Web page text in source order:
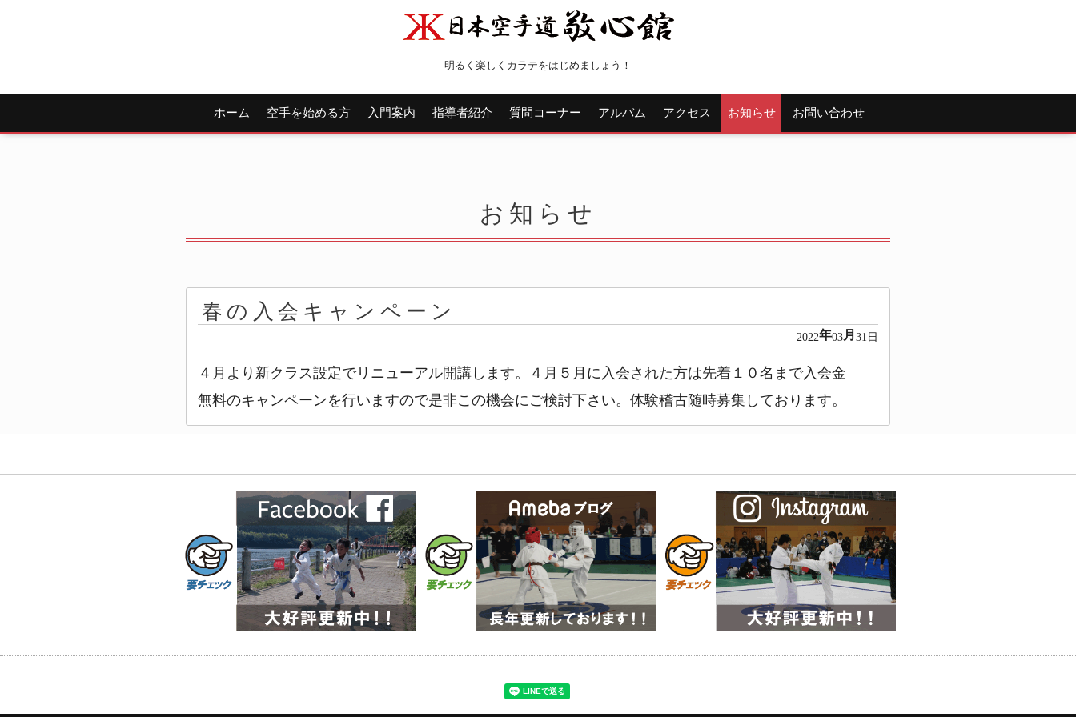
明るく楽しくカラテをはじめましょう！
ホーム 空手を始める方 入門案内 指導者紹介 質問コーナー アルバム アクセス お知らせ お問い合わせ
お知らせ
春の入会キャンペーン
2022年03 月 31日
４月より新クラス設定でリニューアル開講します。４月５月に入会された方は先着１０名まで入会金
無料のキャンペーンを行いますので是非この機会にご検討下さい。体験稽古随時募集しております。